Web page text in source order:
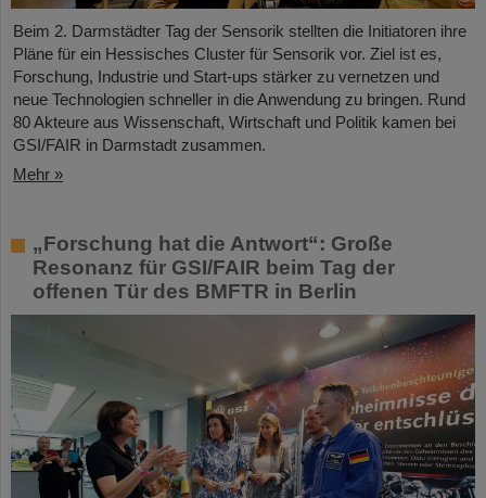
Beim 2. Darmstädter Tag der Sensorik stellten die Initiatoren ihre
Pläne für ein Hessisches Cluster für Sensorik vor. Ziel ist es,
Forschung, Industrie und Start-ups stärker zu vernetzen und
neue Technologien schneller in die Anwendung zu bringen. Rund
80 Akteure aus Wissenschaft, Wirtschaft und Politik kamen bei
GSI/FAIR in Darmstadt zusammen.
Mehr »
„Forschung hat die Antwort“: Große
Resonanz für GSI/FAIR beim Tag der
offenen Tür des BMFTR in Berlin